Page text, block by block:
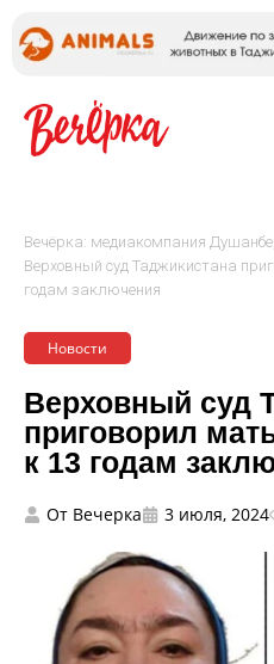
Вечёрка: медиакомпания
Верховный суд Таджикистана
годам заключения
Новости
Верховный суд
приговорил
к 13 годам
От Вечерка 3 июля, 2024